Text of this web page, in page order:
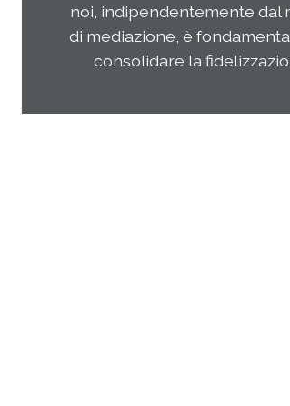
percepiscono la
i tuoi prodotti o
migliorare la tua